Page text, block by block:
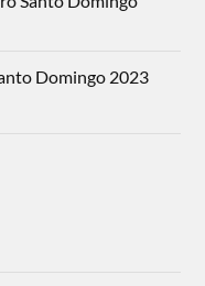
Domingo 2023